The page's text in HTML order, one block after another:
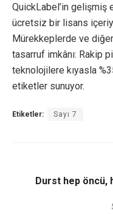
QuickLabel’in gelişmiş
ücretsiz bir lisans
Mürekkeplerde ve
tasarruf imkânı: Rakip
teknolojilere kıyasla
etiketler sunuyor.
Etiketler: Sayı 7
Durst hep öncü,